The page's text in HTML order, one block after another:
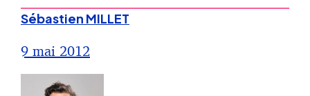
Sébastien MILLET
9 mai 2012